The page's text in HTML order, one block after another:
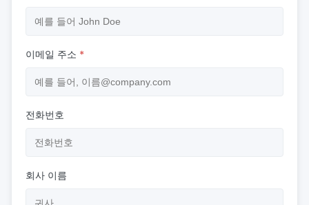
이메일 주소 *
전화번호
회사 이름